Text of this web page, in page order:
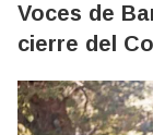
Voces de
cierre del